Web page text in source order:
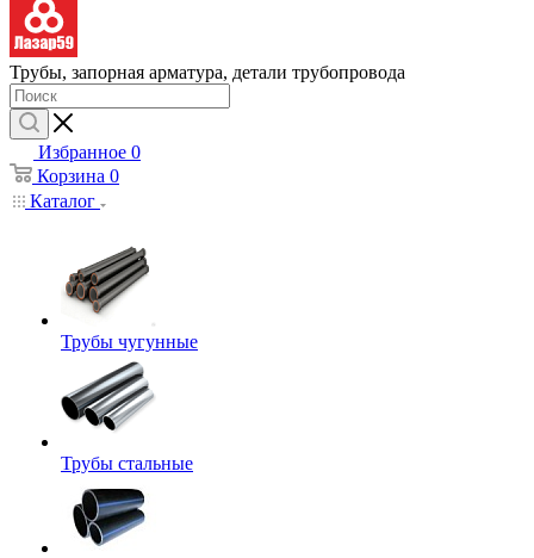
Трубы, запорная арматура, детали трубопровода
Избранное 0
Корзина 0
Каталог
Трубы чугунные
Трубы стальные